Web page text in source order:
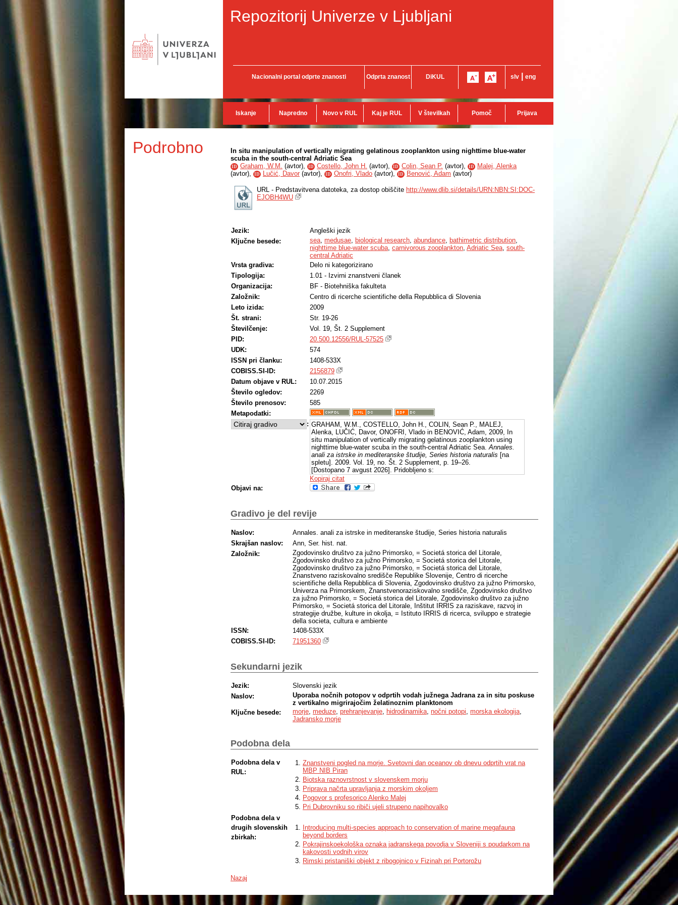
Repozitorij Univerze v Ljubljani
Nacionalni portal odprte znanosti Odprta znanost DiKUL slv eng
Iskanje Napredno Novo v RUL Kaj je RUL V številkah Pomoč Prijava
Podrobno
In situ manipulation of vertically migrating gelatinous zooplankton using nighttime blue-water
scuba in the south-central Adriatic Sea
ID Graham, W.M. (avtor), ID Costello, John H. (avtor), ID Colin, Sean P. (avtor), ID
Malej, Alenka
(avtor), ID Lučić, Davor (avtor), ID Onofri, Vlado (avtor), ID Benović, Adam (avtor)
URL - Predstavitvena datoteka, za dostop obiščite http://www.dlib.si/details/URN:NBN:SI:DOC-
EJOBH4WU
Jezik:
Angleški jezik
Ključne besede:
sea, medusae, biological research, abundance, bathimetric distribution,
nighttime blue-water scuba, carnivorous zooplankton, Adriatic Sea, south-
central Adriatic
Vrsta gradiva:
Delo ni kategorizirano
Tipologija:
1.01 - Izvirni znanstveni članek
Organizacija:
BF - Biotehniška fakulteta
Založnik:
Centro di ricerche scientifiche della Repubblica di Slovenia
Leto izida:
2009
Št. strani:
Str. 19-26
Številčenje:
Vol. 19, Št. 2 Supplement
PID:
20.500.12556/RUL-57525
UDK:
574
ISSN pri članku:
1408-533X
COBISS.SI-ID:
2156879
Datum objave v RUL:
10.07.2015
Število ogledov:
2269
Število prenosov:
585
Metapodatki:
: GRAHAM, W.M., COSTELLO, John H., COLIN, Sean P., MALEJ,
Alenka, LUČIĆ, Davor, ONOFRI, Vlado in BENOVIĆ, Adam, 2009, In
situ manipulation of vertically migrating gelatinous zooplankton using
nighttime blue-water scuba in the south-central Adriatic Sea.Annales.
anali za istrske in mediteranske študije, Series historia naturalis [na
spletu]. 2009. Vol. 19, no. Št. 2 Supplement, p. 19–26.
[Dostopano 7 avgust 2026]. Pridobljeno s:
https://hdl.handle.net/20.500.12556/RUL-57525
Kopiraj citat
Objavi na:
Gradivo je del revije
Naslov:
Annales. anali za istrske in mediteranske študije, Series historia naturalis
Skrajšan naslov:
Ann, Ser. hist. nat.
Založnik:
Zgodovinsko društvo za južno Primorsko, = Societá storica del Litorale,
Zgodovinsko društvo za južno Primorsko, = Societá storica del Litorale,
Zgodovinsko društvo za južno Primorsko, = Societá storica del Litorale,
Znanstveno raziskovalno središče Republike Slovenije, Centro di ricerche
scientifiche della Repubblica di Slovenia, Zgodovinsko društvo za južno Primorsko,
Univerza na Primorskem, Znanstvenoraziskovalno središče, Zgodovinsko društvo
za južno Primorsko, = Societá storica del Litorale, Zgodovinsko društvo za južno
Primorsko, = Societá storica del Litorale, Inštitut IRRIS za raziskave, razvoj in
strategije družbe, kulture in okolja, = Istituto IRRIS di ricerca, sviluppo e strategie
della societa, cultura e ambiente
ISSN:
1408-533X
COBISS.SI-ID:
71951360
Sekundarni jezik
Jezik:
Slovenski jezik
Naslov:
Uporaba nočnih potopov v odprtih vodah južnega Jadrana za in situ poskuse
z vertikalno migrirajočim želatinoznim planktonom
Ključne besede:
morje meduze prehranjevanje hidrodinamika nočni potopi morska ekologija
Jadransko morje
Podobna dela
Podobna dela v
RUL:
Znanstveni pogled na morje. Svetovni dan oceanov ob dnevu odprtih vrat na
MBP NIB Piran
Biotska raznovrstnost v slovenskem morju
Priprava načrta upravljanja z morskim okoljem
Pogovor s profesorico Alenko Malej
Pri Dubrovniku so ribiči ujeli strupeno napihovalko
Podobna dela v
drugih slovenskih
zbirkah:
Introducing multi-species approach to conservation of marine megafauna
beyond borders
Pokrajinskoekološka oznaka jadranskega povodja v Sloveniji s poudarkom na
kakovosti vodnih virov
Rimski pristaniški objekt z ribogojnico v Fizinah pri Portorožu
Nazaj